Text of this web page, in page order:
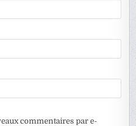
commentaires par e-